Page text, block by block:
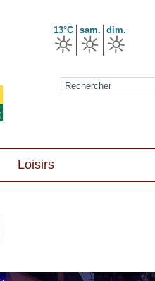
13°C sam. dim.
Formulaire de recherche
Loisirs